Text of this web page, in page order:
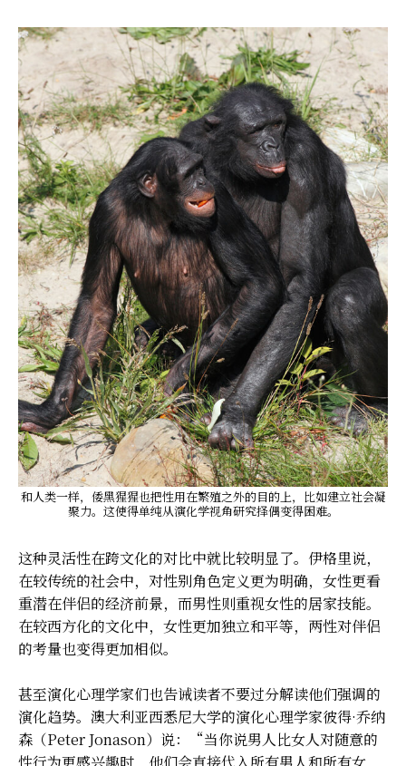
和人类一样，倭黑猩猩也把性用在繁殖之外的目的上，比如建立社会凝
聚力。这使得单纯从演化学视角研究择偶变得困难。
这种灵活性在跨文化的对比中就比较明显了。伊格里说，
在较传统的社会中，对性别角色定义更为明确，女性更看
重潜在伴侣的经济前景，而男性则重视女性的居家技能。
在较西方化的文化中，女性更加独立和平等，两性对伴侣
的考量也变得更加相似。
甚至演化心理学家们也告诫读者不要过分解读他们强调的
演化趋势。澳大利亚西悉尼大学的演化心理学家彼得·乔纳
森（Peter Jonason）说：“当你说男人比女人对随意的